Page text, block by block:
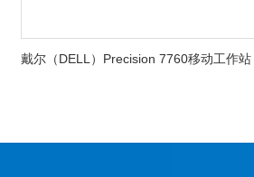
戴尔（DELL）Precision 7760移动工作站